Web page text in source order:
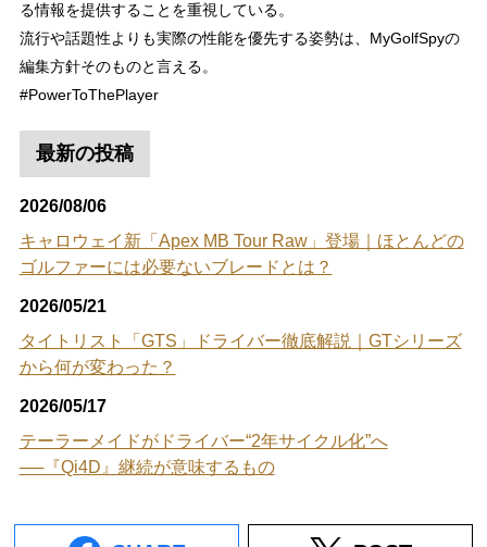
る情報を提供することを重視している。
流行や話題性よりも実際の性能を優先する姿勢は、MyGolfSpyの
編集方針そのものと言える。
#PowerToThePlayer
最新の投稿
2026/08/06
キャロウェイ新「Apex MB Tour Raw」登場｜ほとんどの
ゴルファーには必要ないブレードとは？
2026/05/21
タイトリスト「GTS」ドライバー徹底解説｜GTシリーズ
から何が変わった？
2026/05/17
テーラーメイドがドライバー“2年サイクル化”へ
──『Qi4D』継続が意味するもの